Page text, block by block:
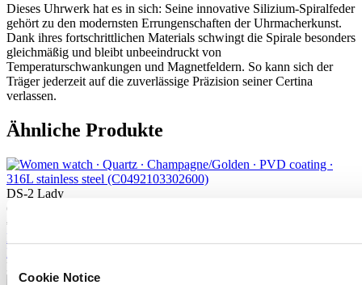
Cookie Notice
Dieses Uhrwerk hat es in sich: Seine innovative Silizium-Spiralfeder
gehört zu den modernsten Errungenschaften der Uhrmacherkunst.
Dank ihres fortschrittlichen Materials schwingt die Spirale besonders
gleichmäßig und bleibt unbeeindruckt von
Temperaturschwankungen und Magnetfeldern. So kann sich der
Träger jederzeit auf die zuverlässige Präzision seiner Certina
verlassen.
Ähnliche Produkte
DS-2 Lady
Quarz,
€ 515,-
Bei händler reservieren
Filiale finden
Neu